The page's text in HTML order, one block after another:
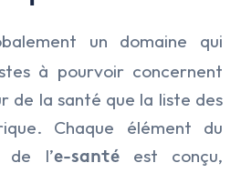
un domaine qui
à pourvoir concernent
de la santé que la liste des
Chaque élément du
de l’e-santéest conçu,